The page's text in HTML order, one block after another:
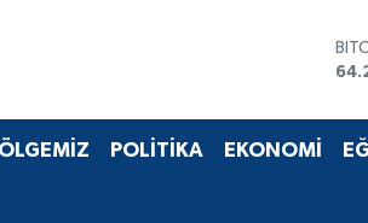
POLİTİKA EKONOMİ